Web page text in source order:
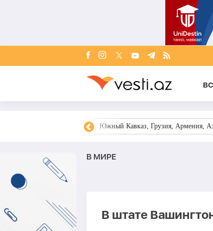
Южный Кавказ, Грузия, Армения,
В МИРЕ
В штате